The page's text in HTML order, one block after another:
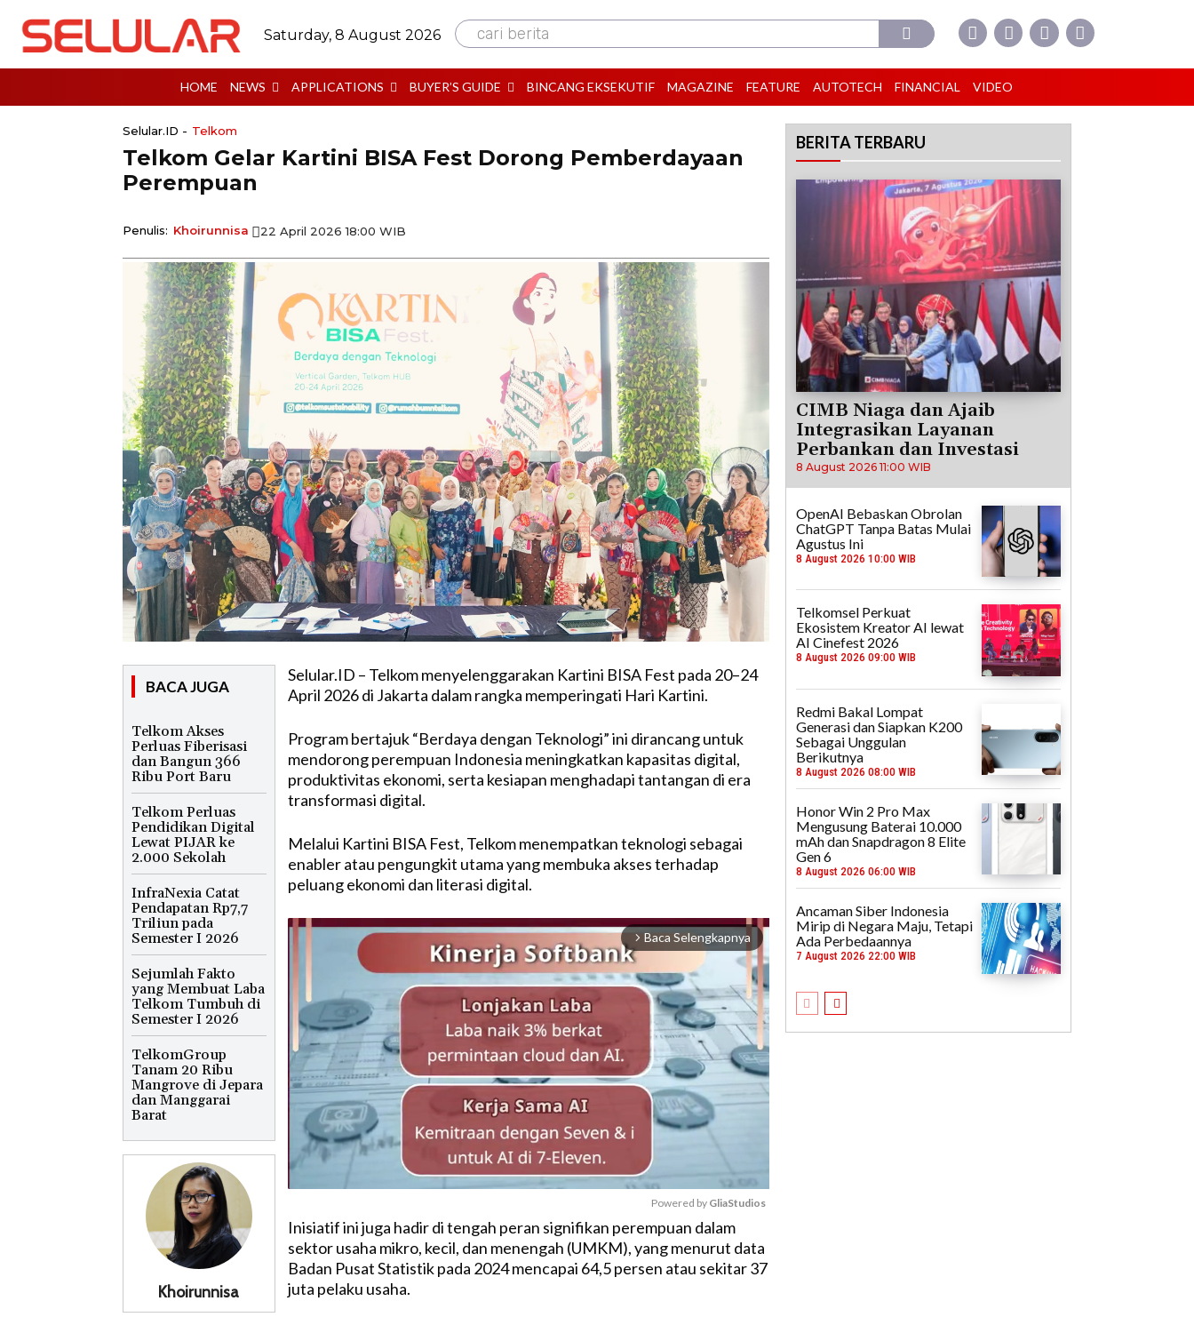
Saturday, 8 August 2026 cari berita
HOME NEWS APPLICATIONS BUYER’S GUIDE BINCANG EKSEKUTIF MAGAZINE FEATURE AUTOTECH FINANCIAL VIDEO
Selular.ID - Telkom
Telkom Gelar Kartini BISA Fest Dorong Pemberdayaan
Perempuan
Penulis: Khoirunnisa 22 April 2026 18:00 WIB
BACA JUGA
Telkom Akses
Perluas Fiberisasi
dan Bangun 366
Ribu Port Baru
Telkom Perluas
Pendidikan Digital
Lewat PIJAR ke
2.000 Sekolah
InfraNexia Catat
Pendapatan Rp7,7
Triliun pada
Semester I 2026
Sejumlah Fakto
yang Membuat Laba
Telkom Tumbuh di
Semester I 2026
TelkomGroup
Tanam 20 Ribu
Mangrove di Jepara
dan Manggarai
Barat
Khoirunnisa
Selular.ID – Telkom menyelenggarakan Kartini BISA Fest pada 20–24
April 2026 di Jakarta dalam rangka memperingati Hari Kartini.
Program bertajuk “Berdaya dengan Teknologi” ini dirancang untuk
mendorong perempuan Indonesia meningkatkan kapasitas digital,
produktivitas ekonomi, serta kesiapan menghadapi tantangan di era
transformasi digital.
Melalui Kartini BISA Fest, Telkom menempatkan teknologi sebagai
enabler atau pengungkit utama yang membuka akses terhadap
peluang ekonomi dan literasi digital.
arrow_forward_ios Baca Selengkapnya
M
u
Powered by GliaStudios
Inisiatif ini juga hadir di tengah peran signifikan perempuan dalam
sektor usaha mikro, kecil, dan menengah (UMKM), yang menurut data
Badan Pusat Statistik pada 2024 mencapai 64,5 persen atau sekitar 37
juta pelaku usaha.
BERITA TERBARU
CIMB Niaga dan Ajaib
Integrasikan Layanan
Perbankan dan Investasi
8 August 2026 11:00 WIB
OpenAI Bebaskan Obrolan
ChatGPT Tanpa Batas Mulai
Agustus Ini
8 August 2026 10:00 WIB
Telkomsel Perkuat
Ekosistem Kreator AI lewat
AI Cinefest 2026
8 August 2026 09:00 WIB
Redmi Bakal Lompat
Generasi dan Siapkan K200
Sebagai Unggulan
Berikutnya
8 August 2026 08:00 WIB
Honor Win 2 Pro Max
Mengusung Baterai 10.000
mAh dan Snapdragon 8 Elite
Gen 6
8 August 2026 06:00 WIB
Ancaman Siber Indonesia
Mirip di Negara Maju, Tetapi
Ada Perbedaannya
7 August 2026 22:00 WIB